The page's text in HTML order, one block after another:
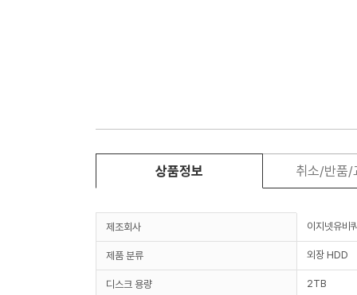
상품정보 취소/반품/
제조회사 이지넷유비
제품 분류 외장 HDD
디스크 용량 2TB